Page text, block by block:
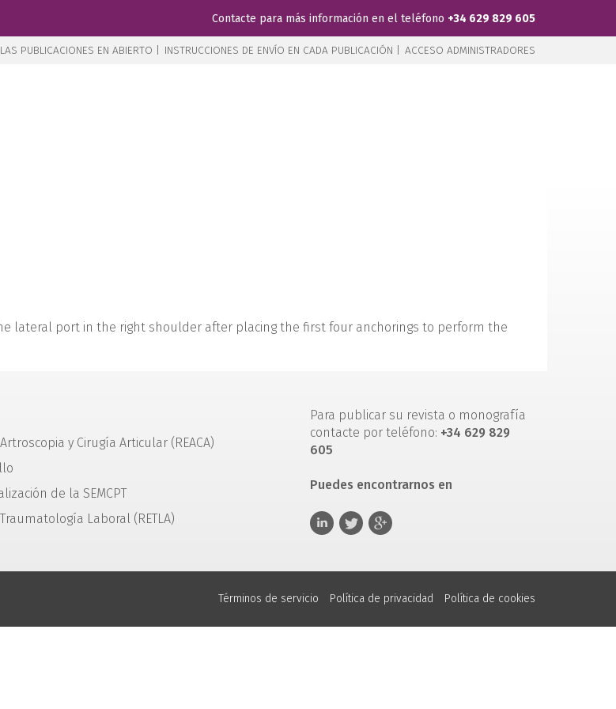
Contacte para más información en el teléfono +34 629 829 605
PUBLICACIONES EN ABIERTO | INSTRUCCIONES DE ENVÍO EN CADA PUBLICACIÓN | ACCESO ADMINISTRADORES
lateral port in the right shoulder after placing the first four anchorings to perform the
y Cirugía Articular (REACA)
de la SEMCPT
Laboral (RETLA)
Para publicar su revista o monografía
contacte por teléfono: +34 629 829
605
Puedes encontrarnos en
Términos de servicio Política de privacidad Política de cookies